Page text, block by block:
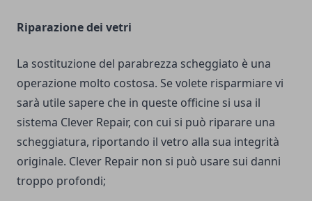
Riparazione dei vetri
La sostituzione del parabrezza scheggiato è una
operazione molto costosa. Se volete risparmiare vi
sarà utile sapere che in queste officine si usa il
sistema Clever Repair, con cui si può riparare una
scheggiatura, riportando il vetro alla sua integrità
originale. Clever Repair non si può usare sui danni
troppo profondi;